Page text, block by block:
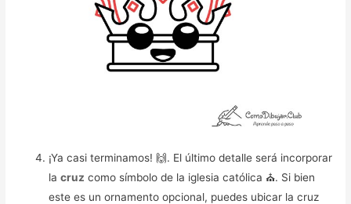
¡Ya casi terminamos! 🙌. El último detalle será incorporar
lacruz como símbolo de la iglesia católica ⛪. Si bien
este es un ornamento opcional, puedes ubicar la cruz